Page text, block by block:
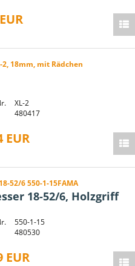
2, 18mm, mit Rädchen
XL-2
480417
EUR
52/6 550-1-15FAMA
18-52/6, Holzgriff
550-1-15
480530
EUR